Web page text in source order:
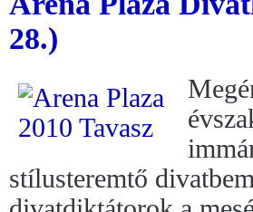
28.)
stílusteremtő